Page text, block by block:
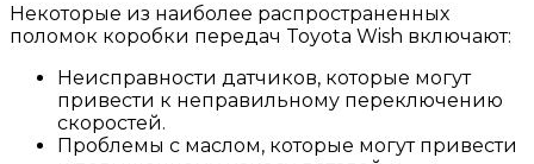
Некоторые из наиболее распространенных
поломок коробки передач Toyota Wish включают:
Неисправности датчиков, которые могут
привести к неправильному переключению
скоростей.
Проблемы с маслом, которые могут привести